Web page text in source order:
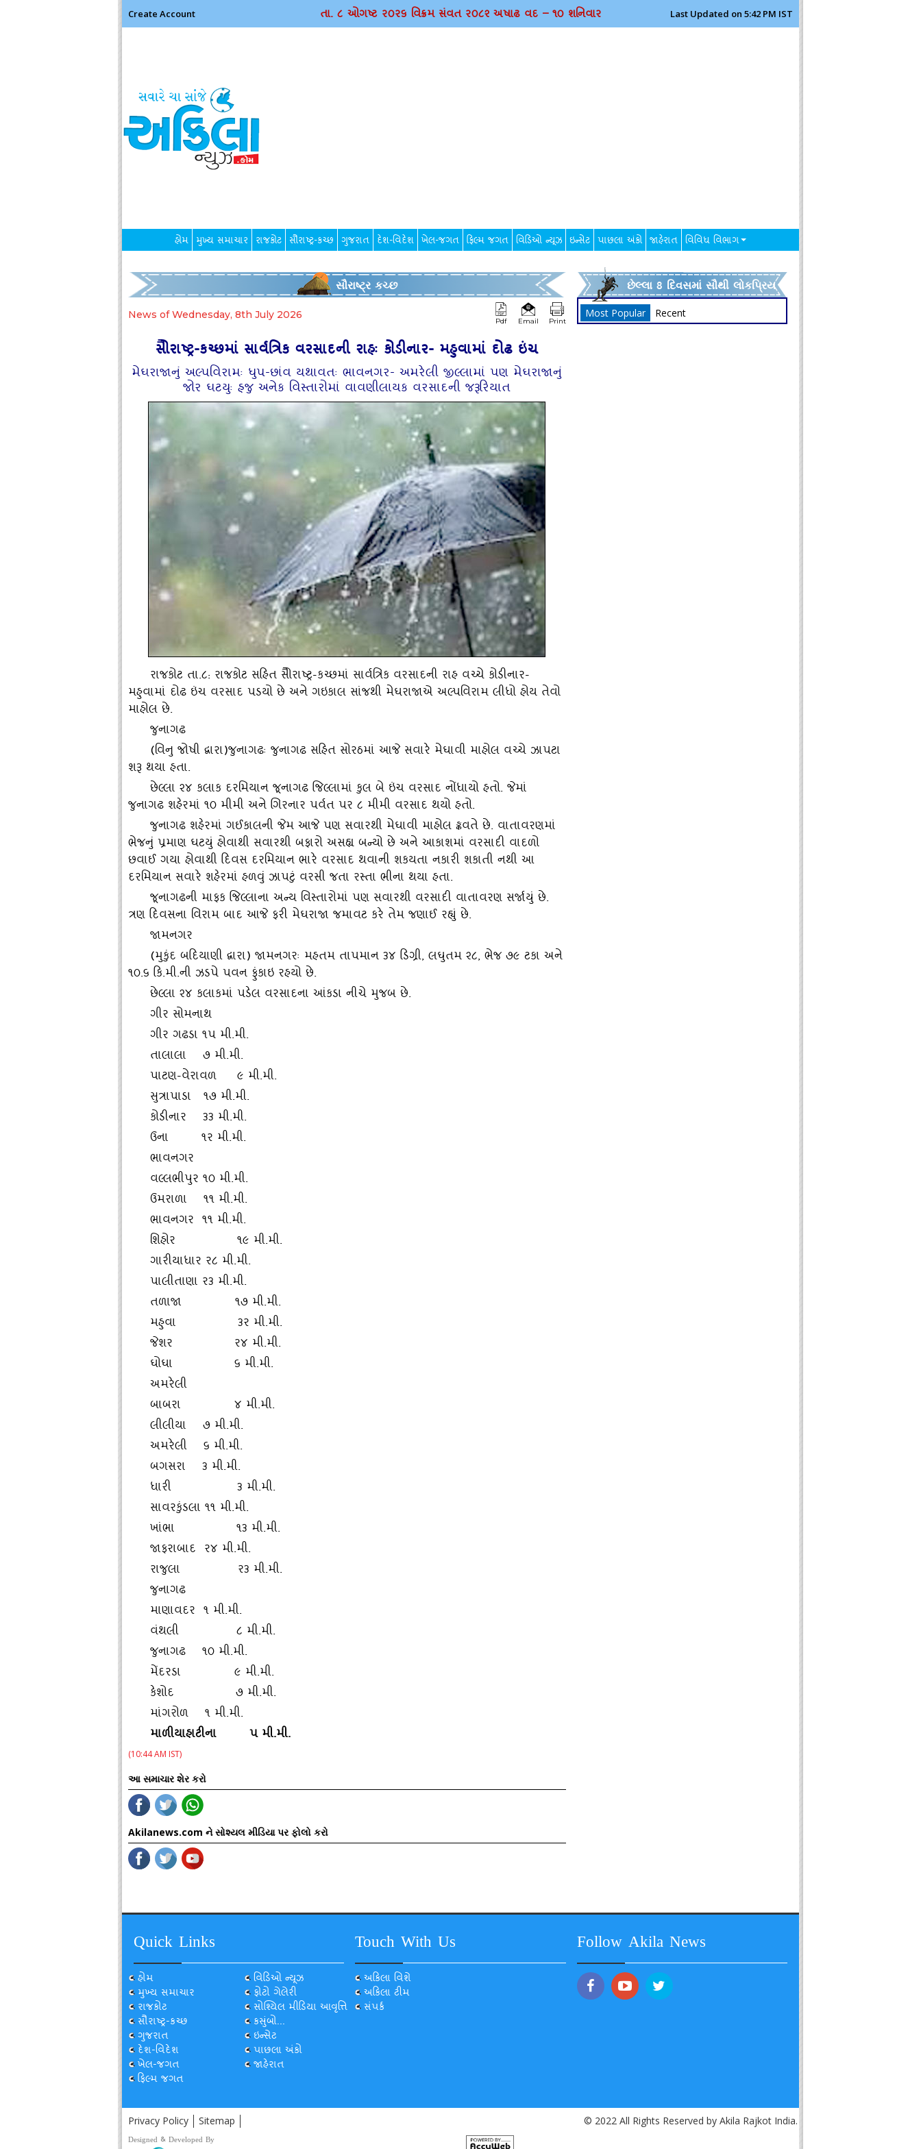
Create Account તા. ૮ ઓગષ્ટ ર૦ર૬ વિક્રમ સંવત ર૦૮૨ અષાઢ વદ – ૧૦ શનિવાર Last Updated on 5:42 PM IST
હોમ મુખ્ય સમાચાર રાજકોટ સૌરાષ્ટ્ર-કચ્છ ગુજરાત દેશ-વિદેશ ખેલ-જગત ફિલ્મ જગત વિડિઓ ન્યૂઝ ઇન્સેટ પાછલા અંકો જાહેરાત વિવિધ વિભાગ
સૌરાષ્ટ્ર કચ્છ
News of Wednesday, 8th July 2026
Pdf Email Print
સોૈરાષ્‍ટ્ર-કચ્‍છમાં સાર્વત્રિક વરસાદની રાહઃ કોડીનાર- મહુવામાં દોઢ ઇંચ
મેઘરાજાનું અલ્‍પવિરામઃ ધુપ-છાંવ યથાવતઃ ભાવનગર- અમરેલી જીલ્લામાં પણ મેઘરાજાનું
જોર ઘટયુઃ હજુ અનેક વિસ્‍તારોમાં વાવણીલાયક વરસાદની જરૂરિયાત
રાજકોટ તા.૮: રાજકોટ સહિત સોૈરાષ્‍ટ્ર-કચ્‍છમાં સાર્વત્રિક વરસાદની રાહ વચ્‍ચે કોડીનાર-
મહુવામાં દોઢ ઇંચ વરસાદ પડયો છે અને ગઇકાલ સાંજથી મેઘરાજાએ અલ્‍પવિરામ લીધો હોય તેવો
માહોલ છે.
જુનાગઢ
(વિનુ જોષી દ્વારા)જુનાગઢઃ જુનાગઢ સહિત સોરઠમાં આજે સવારે મેઘાવી માહોલ વચ્‍ચે ઝાપટા
શરૂ થયા હતા.
છેલ્લા ૨૪ કલાક દરમિયાન જૂનાગઢ જિલ્લામાં કુલ બે ઇંચ વરસાદ નોંધાયો હતો. જેમાં
જુનાગઢ શહેરમાં ૧૦ મીમી અને ગિરનાર પર્વત પર ૮ મીમી વરસાદ થયો હતો.
જુનાગઢ શહેરમાં ગઈકાલની જેમ આજે પણ સવારથી મેઘાવી માહોલ ઙ્કવતે છે. વાતાવરણમાં
ભેજનું પ્રમાણ ઘટયું હોવાથી સવારથી બફારો અસહ્ય બન્‍યો છે અને આકાશમાં વરસાદી વાદળો
છવાઈ ગયા હોવાથી દિવસ દરમિયાન ભારે વરસાદ થવાની શકયતા નકારી શકાતી નથી આ
દરમિયાન સવારે શહેરમાં હળવું ઝાપટું વરસી જતા રસ્‍તા ભીના થયા હતા.
જૂનાગઢની માફક જિલ્લાના અન્‍ય વિસ્‍તારોમાં પણ સવારથી વરસાદી વાતાવરણ સર્જાયું છે.
ત્રણ દિવસના વિરામ બાદ આજે ફરી મેઘરાજા જમાવટ કરે તેમ જણાઈ રહ્યું છે.
જામનગર
(મુકુંદ બદિયાણી દ્વારા) જામનગરઃ મહતમ તાપમાન ૩૪ ડિગ્રી, લઘુતમ ૨૮, ભેજ ૭૯ ટકા અને
૧૦.૬ કિ.મી.ની ઝડપે પવન ફુંકાઇ રહયો છે.
છેલ્લા ૨૪ કલાકમાં પડેલ વરસાદના આંકડા નીચે મુજબ છે.
ગીર સોમનાથ
ગીર ગઢડા ૧પ મી.મી.
તાલાલા ૭ મી.મી.
પાટણ-વેરાવળ ૯ મી.મી.
સુત્રાપાડા ૧૭ મી.મી.
કોડીનાર ૩૩ મી.મી.
ઉના ૧ર મી.મી.
ભાવનગર
વલ્લભીપુર ૧૦ મી.મી.
ઉમરાળા ૧૧ મી.મી.
ભાવનગર ૧૧ મી.મી.
શિહોર ૧૯ મી.મી.
ગારીયાધાર ર૮ મી.મી.
પાલીતાણા ર૩ મી.મી.
તળાજા ૧૭ મી.મી.
મહુવા ૩ર મી.મી.
જેશર ર૪ મી.મી.
ઘોઘા ૬ મી.મી.
અમરેલી
બાબરા ૪ મી.મી.
લીલીયા ૭ મી.મી.
અમરેલી ૬ મી.મી.
બગસરા ૩ મી.મી.
ધારી ૩ મી.મી.
સાવરકુંડલા ૧૧ મી.મી.
ખાંભા ૧૩ મી.મી.
જાફરાબાદ ર૪ મી.મી.
રાજુલા ર૩ મી.મી.
જુનાગઢ
માણાવદર ૧ મી.મી.
વંથલી ૮ મી.મી.
જુનાગઢ ૧૦ મી.મી.
મેંદરડા ૯ મી.મી.
કેશોદ ૭ મી.મી.
માંગરોળ ૧ મી.મી.
માળીયાહાટીના પ મી.મી.
(10:44 AM IST)
આ સમાચાર શેર કરો
Akilanews.com ને સોશ્યલ મીડિયા પર ફોલો કરો
છેલ્લા 8 દિવસમાં સૌથી લોકપ્રિય
Most Popular Recent
Quick Links
હોમ
મુખ્ય સમાચાર
રાજકોટ
સૌરાષ્ટ્ર-કચ્છ
ગુજરાત
દેશ-વિદેશ
ખેલ-જગત
ફિલ્મ જગત
વિડિઓ ન્યૂઝ
ફોટો ગેલેરી
સોશ્યિલ મીડિયા આવૃત્તિ
કસુંબો...
ઇન્સેટ
પાછલા અંકો
જાહેરાત
Touch With Us
અકિલા વિશે
અકિલા ટીમ
સંપર્ક
Follow Akila News
Privacy Policy Sitemap © 2022 All Rights Reserved by Akila Rajkot India.
Designed & Developed By